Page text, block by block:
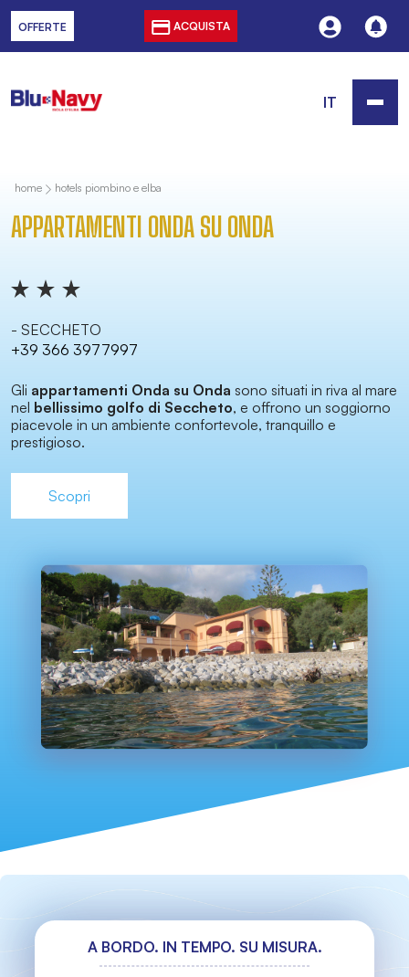
OFFERTE ACQUISTA
IT
home hotels piombino e elba
APPARTAMENTI ONDA SU ONDA
- SECCHETO
+39 366 3977997
Gli appartamenti Onda su Onda sono situati in riva al mare
nel bellissimo golfo di Seccheto, e offrono un soggiorno
piacevole in un ambiente confortevole, tranquillo e
prestigioso.
Scopri
A BORDO. IN TEMPO. SU MISURA.